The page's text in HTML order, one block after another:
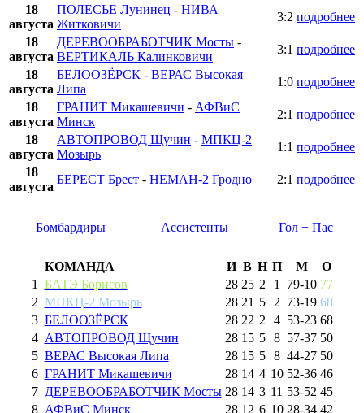
18
августа
ПОЛЕСЬЕ Лунинец - НИВА
Житковичи
3:2 подробнее
18
августа
ДЕРЕВООБРАБОТЧИК Мосты -
ВЕРТИКАЛЬ Калинковичи
3:1 подробнее
18
августа
БЕЛООЗЁРСК - ВЕРАС Высокая
Липа
1:0 подробнее
18
августа
ГРАНИТ Микашевичи - АФВиС
Минск
2:1 подробнее
18
августа
АВТОПРОВОД Щучин - МПКЦ-2
Мозырь
1:1 подробнее
18
августа
БЕРЕСТ Брест - НЕМАН-2 Гродно 2:1 подробнее
Бомбардиры Ассистенты Гол + Пас
КОМАНДА И В Н П М
О
1
БАТЭ Борисов 28 25 2 1 79-10 77
2 МПКЦ-2 Мозырь 28 21 5 2 73-19 68
3 БЕЛООЗЁРСК 28 22 2 4 53-23 68
4 АВТОПРОВОД Щучин 28 15 5 8 57-37 50
5 ВЕРАС Высокая Липа 28 15 5 8 44-27 50
6 ГРАНИТ Микашевичи 28 14 4 10 52-36 46
7 ДЕРЕВООБРАБОТЧИК Мосты 28 14 3 11 53-52 45
8 АФВиС Минск 28 12 6 10 28-34 42